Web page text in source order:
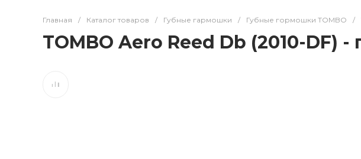
Главная / Каталог товаров / Губные гармошки / Губные гормошки TOMBO /
TOMBO Aero Reed Db (2010-DF)